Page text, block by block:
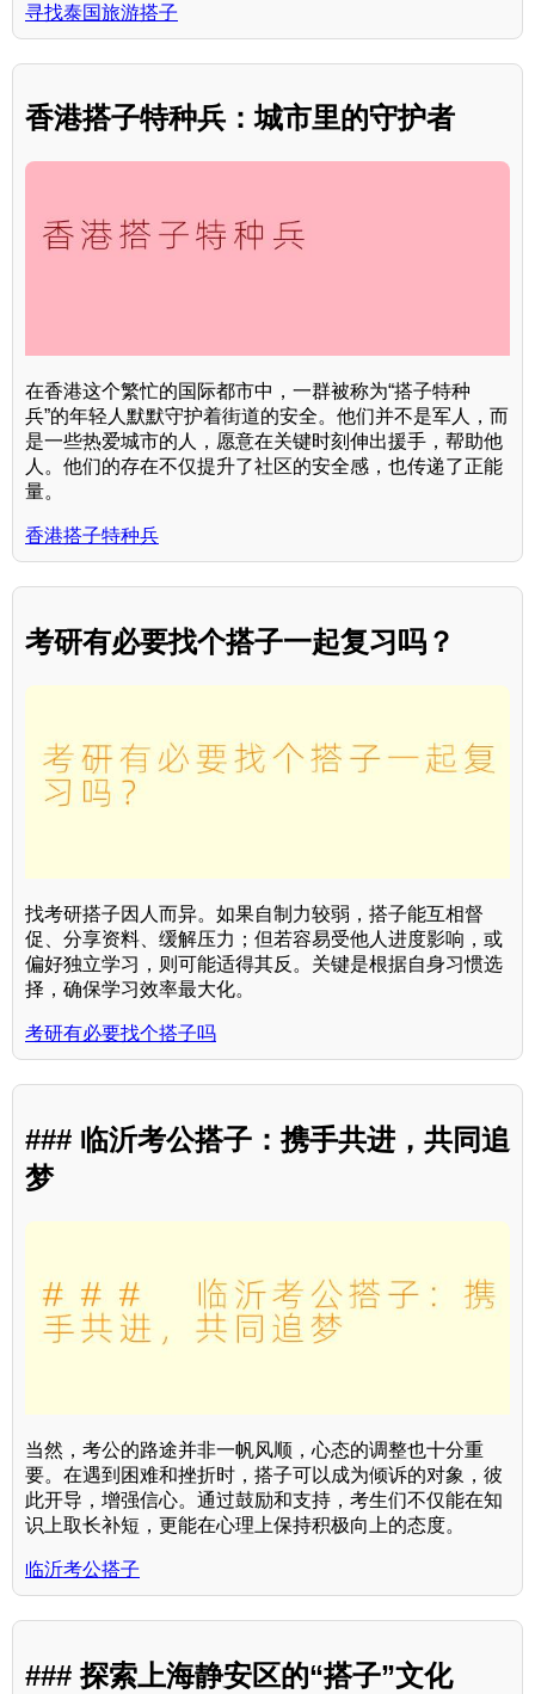
寻找泰国旅游搭子
香港搭子特种兵：城市里的守护者
在香港这个繁忙的国际都市中，一群被称为“搭子特种
兵”的年轻人默默守护着街道的安全。他们并不是军人，而
是一些热爱城市的人，愿意在关键时刻伸出援手，帮助他
人。他们的存在不仅提升了社区的安全感，也传递了正能
量。
香港搭子特种兵
考研有必要找个搭子一起复习吗？
找考研搭子因人而异。如果自制力较弱，搭子能互相督
促、分享资料、缓解压力；但若容易受他人进度影响，或
偏好独立学习，则可能适得其反。关键是根据自身习惯选
择，确保学习效率最大化。
考研有必要找个搭子吗
### 临沂考公搭子：携手共进，共同追
梦
当然，考公的路途并非一帆风顺，心态的调整也十分重
要。在遇到困难和挫折时，搭子可以成为倾诉的对象，彼
此开导，增强信心。通过鼓励和支持，考生们不仅能在知
识上取长补短，更能在心理上保持积极向上的态度。
临沂考公搭子
### 探索上海静安区的“搭子”文化